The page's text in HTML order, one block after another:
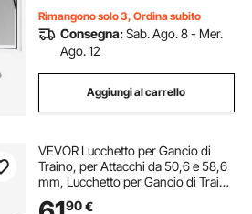
Rimangono solo 3, Ordina subito
Consegna:Sab. Ago. 8 - Mer.
Ago. 12
Aggiungi al carrello
VEVOR Lucchetto per Gancio di
Traino, per Attacchi da 50,6 e 58,6
mm, Lucchetto per Gancio di Traino
con 3 Chiavi, Resistente allo Scasso
90€